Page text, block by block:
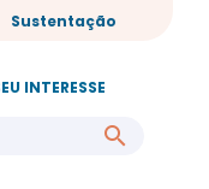
Sustentação
INTERESSE